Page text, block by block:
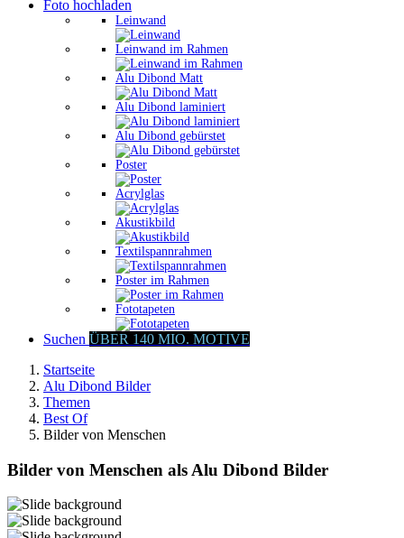
Foto hochladen
Leinwand
Leinwand im Rahmen
Alu Dibond Matt
Alu Dibond laminiert
Alu Dibond gebürstet
Poster
Acrylglas
Akustikbild
Textilspannrahmen
Poster im Rahmen
Fototapeten
Suchen ÜBER 140 MIO. MOTIVE
Startseite
Alu Dibond Bilder
Themen
Best Of
Bilder von Menschen
Bilder von Menschen als Alu Dibond Bilder